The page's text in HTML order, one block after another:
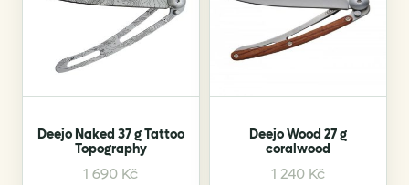
Deejo Naked 37 g Tattoo
Topography
1 690 Kč
Deejo Wood 27 g
coralwood
1 240 Kč